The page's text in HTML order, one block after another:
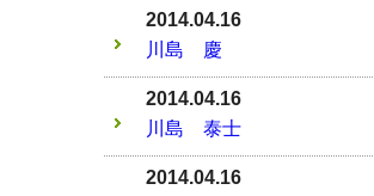
2014.04.16
川島 慶
2014.04.16
川島 泰士
2014.04.16